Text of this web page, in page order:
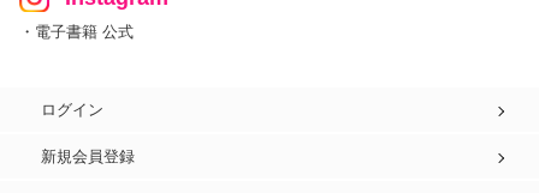
・電子書籍 公式
ログイン
新規会員登録